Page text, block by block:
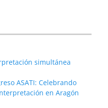
simultánea
ASATI: Celebrando
en Aragón